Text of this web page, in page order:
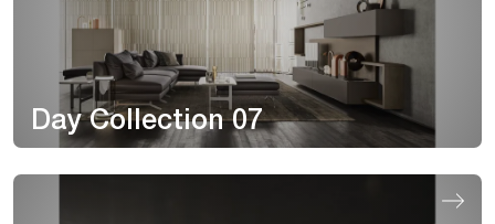
Day Collection 07